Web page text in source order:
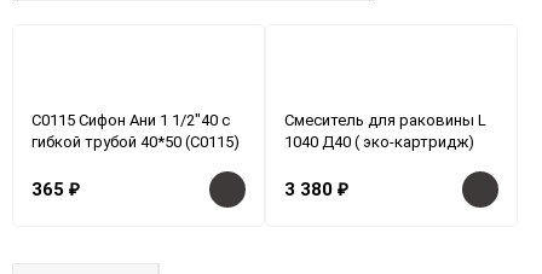
С0115 Сифон Ани 1 1/2"40 с
гибкой трубой 40*50 (С0115)
365 ₽
Смеситель для раковины L
1040 Д40 ( эко-картридж)
3 380 ₽